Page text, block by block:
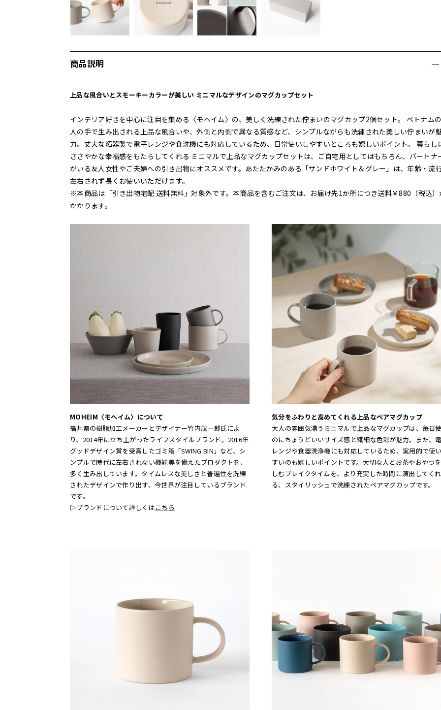
商品説明
上品な風合いとスモーキーカラーが美しい ミニマルなデザインのマグカップセット
インテリア好きを中心に注目を集める〈モヘイム〉の、美しく洗練された佇まいのマグカップ2個セット。 ベトナム
人の手で生み出される上品な風合いや、外側と内側で異なる質感など、シンプルながらも洗練された美しい佇まいが
力。丈夫な炻器製で電子レンジや食洗機にも対応しているため、日常使いしやすいところも嬉しいポイント。 暮らし
ささやかな幸福感をもたらしてくれる ミニマルで上品なマグカップセットは、ご自宅用としてはもちろん、パートナ
がいる友人女性やご夫婦への引き出物にオススメです。あたたかみのある「サンドホワイト＆グレー」は、年齢・流
左右されず長くお使いいただけます。
※本商品は「引き出物宅配 送料無料」対象外です。本商品を含むご注文は、お届け先1か所につき送料￥880（税込）
かかります。
MOHEIM〈モヘイム〉について
福井県の樹脂加工メーカーとデザイナー竹内茂一郎氏によ
り、2014年に立ち上がったライフスタイルブランド。2016年
グッドデザイン賞を受賞したゴミ箱「SWING BIN」など、シ
ンプルで時代に左右されない機能美を備えたプロダクトを、
多く生み出しています。タイムレスな美しさと普遍性を洗練
されたデザインで作り出す、今世界が注目しているブランド
です。
▷ブランドについて詳しくはこちら
気分をふわりと高めてくれる上品なペアマグカップ
大人の雰囲気漂うミニマルで上品なマグカップは、毎日
のにちょうどいいサイズ感と繊細な色彩が魅力。また、
レンジや食器洗浄機にも対応しているため、実用的で使
すいのも嬉しいポイントです。大切な人とお茶やおやつ
しむブレイクタイムを、より充実した時間に演出してくれ
る、スタイリッシュで洗練されたペアマグカップです。